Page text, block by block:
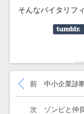
そんなバイタリフ
投
ビ
前 過去の投稿:
中小企業診
次 次の投稿:
ゾンビと仲